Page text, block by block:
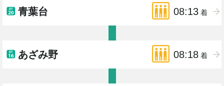
青葉台 08:13 着
あざみ野 08:18 着